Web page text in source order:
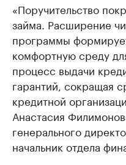
«Поручительство
займа. Расширение
программы
комфортную среду
процесс выдачи
гарантий, сокращая
кредитной
Анастасия
генерального
начальник отдела